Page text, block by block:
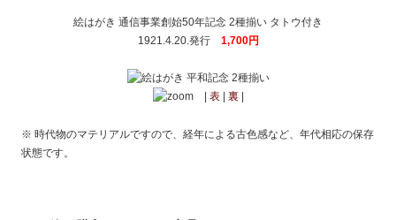
絵はがき 通信事業創始50年記念 2種揃い タトウ付き
1921.4.20.発行 1,700円
| 表| 裏|
※ 時代物のマテリアルですので、経年による古色感など、年代相応の保存
状態です。